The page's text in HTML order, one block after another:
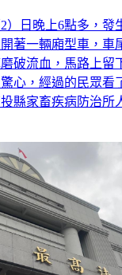
）日晚上6點多，發
著一輛廂型車，車
破流血，馬路上留
心，經過的民眾看
縣家畜疾病防治所